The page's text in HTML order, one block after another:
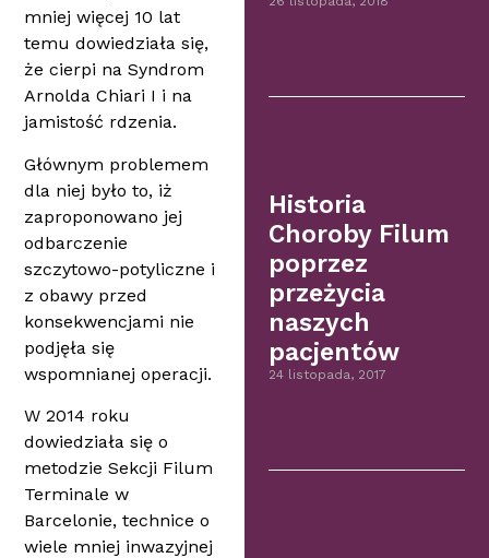
mniej więcej 10 lat
temu dowiedziała się,
że cierpi na Syndrom
Arnolda Chiari I i na
jamistość rdzenia.
Głównym problemem
dla niej było to, iż
zaproponowano jej
odbarczenie
szczytowo-potyliczne i
z obawy przed
konsekwencjami nie
podjęła się
wspomnianej operacji.
W 2014 roku
dowiedziała się o
metodzie Sekcji Filum
Terminale w
Barcelonie, technice o
wiele mniej inwazyjnej
Historia
Choroby Filum
poprzez
przeżycia
naszych
pacjentów
24 listopada, 2017